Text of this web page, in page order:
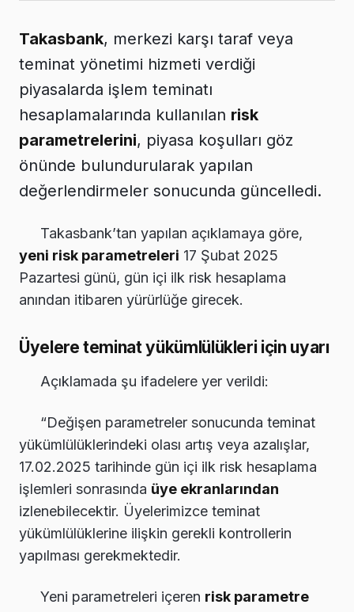
Takasbank, merkezi karşı taraf veya
teminat yönetimi hizmeti verdiği
piyasalarda işlem teminatı
hesaplamalarında kullanılan risk
parametrelerini, piyasa koşulları göz
önünde bulundurularak yapılan
değerlendirmeler sonucunda güncelledi.
Takasbank’tan yapılan açıklamaya göre,
yeni risk parametreleri 17 Şubat 2025
Pazartesi günü, gün içi ilk risk hesaplama
anından itibaren yürürlüğe girecek.
Üyelere teminat yükümlülükleri için uyarı
Açıklamada şu ifadelere yer verildi:
“Değişen parametreler sonucunda teminat
yükümlülüklerindeki olası artış veya azalışlar,
17.02.2025 tarihinde gün içi ilk risk hesaplama
işlemleri sonrasında üye ekranlarından
izlenebilecektir. Üyelerimizce teminat
yükümlülüklerine ilişkin gerekli kontrollerin
yapılması gerekmektedir.
Yeni parametreleri içeren risk parametre